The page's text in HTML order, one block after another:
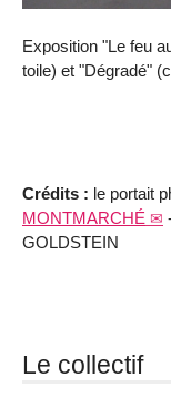
Exposition "Le feu
toile) et "Dégradé"
Crédits : le portait
MONTMARCHÉ
GOLDSTEIN
Le collectif